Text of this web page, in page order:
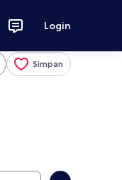
Login
Simpan